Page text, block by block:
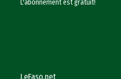
L'abonnement est gratuit!
LeFaso.net